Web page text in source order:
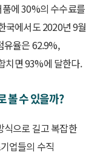
에 30%의 수수료를
국에서도 2020년 9월
유율은 62.9%,
치면 93%에 달한다.
볼 수 있을까?
식으로 길고 복잡한
업들의 수직